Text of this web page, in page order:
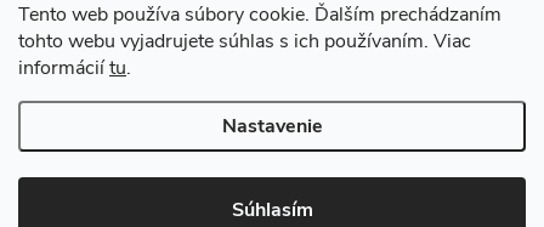
Tento web používa súbory cookie. Ďalším prechádzaním
tohto webu vyjadrujete súhlas s ich používaním. Viac
informáciítu.
Nastavenie
Súhlasím
Copyright 2026Dr Nek. Všetky práva vyhradené.